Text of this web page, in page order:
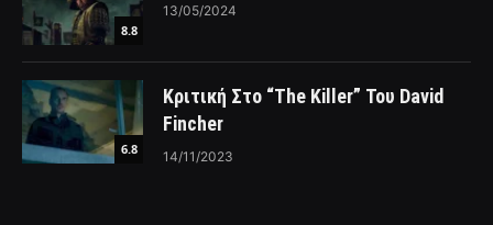
8.8
13/05/2024
6.8
Κριτική Στο “The Killer” Του David
Fincher
14/11/2023